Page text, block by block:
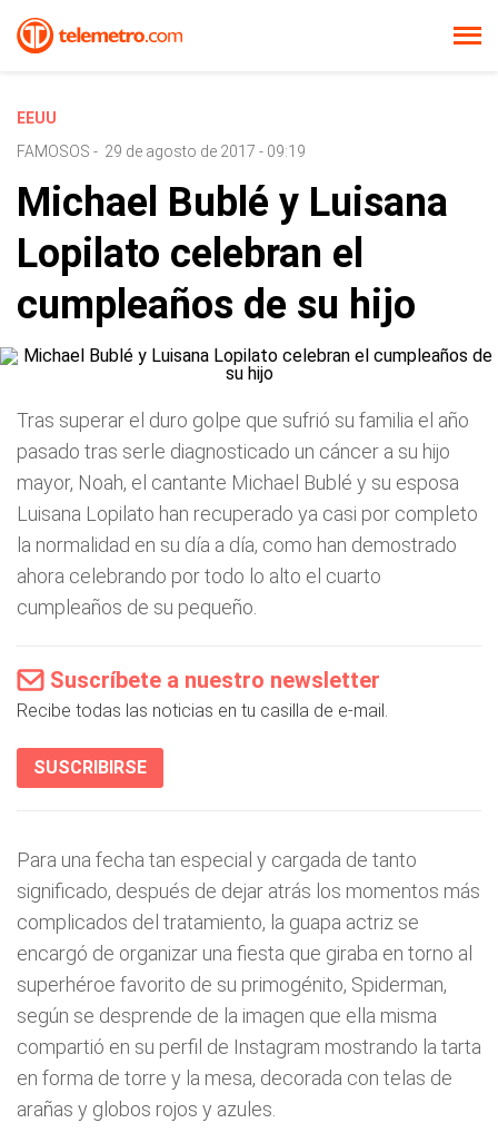
EEUU
FAMOSOS - 29 de agosto de 2017 - 09:19
Michael Bublé y Luisana
Lopilato celebran el
cumpleaños de su hijo
Tras superar el duro golpe que sufrió su familia el año
pasado tras serle diagnosticado un cáncer a su hijo
mayor, Noah, el cantante Michael Bublé y su esposa
Luisana Lopilato han recuperado ya casi por completo
la normalidad en su día a día, como han demostrado
ahora celebrando por todo lo alto el cuarto
cumpleaños de su pequeño.
Suscríbete a nuestro newsletter
Recibe todas las noticias en tu casilla de e-mail.
SUSCRIBIRSE
Para una fecha tan especial y cargada de tanto
significado, después de dejar atrás los momentos más
complicados del tratamiento, la guapa actriz se
encargó de organizar una fiesta que giraba en torno al
superhéroe favorito de su primogénito, Spiderman,
según se desprende de la imagen que ella misma
compartió en su perfil de Instagram mostrando la tarta
en forma de torre y la mesa, decorada con telas de
arañas y globos rojos y azules.